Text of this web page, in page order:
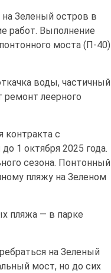
на Зеленый остров в
работ. Выполнение
моста (П-40)
воды, частичный
леерного
контракта с
1 октября 2025 года.
сезона. Понтонный
пляжу на Зеленом
пляжа — в парке
на Зеленый
мост, но до сих